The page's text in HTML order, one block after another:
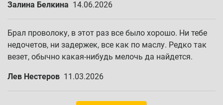
Залина Белкина 14.06.2026
Брал проволоку, в этот раз все было хорошо. Ни тебе
недочетов, ни задержек, все как по маслу. Редко так
везет, обычно какая-нибудь мелочь да найдется.
Лев Нестеров 11.03.2026